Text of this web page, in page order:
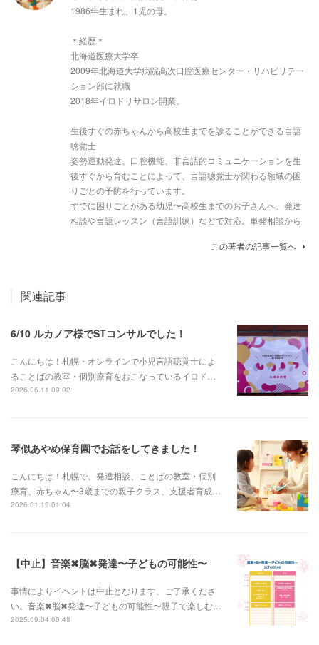
1986年生まれ、1児の母。
＊経歴＊
北海道医療大学卒
2009年北海道大学病院高次口腔医療センター・リハビリテー
ション部に就職
2018年イロドリサロン開業。
生後すぐの赤ちゃんから高校生までを診ることができる言語
聴覚士
姿勢運動発達、口腔機能、非言語的コミュニケーションを生
後すぐから育むことによって、言語聴覚士が関わる領域の困
りごとの予防を行っています。
すでに困りごとがある幼児〜高校生までのお子さんへ、発達
相談や言語レッスン（言語訓練）などで対応。単発相談から
この著者の記事一覧へ
関連記事
6/10 ルカノア様でSTコンサルでした！
こんにちは！札幌・オンラインで小児言語聴覚士によ
ることばの教室・個別療育をおこなっているイロド…
2026.06.11 09:02
琴似あやめ保育園でお話をしてきました！
こんにちは！札幌で、発達相談、ことばの教室・個別
療育、赤ちゃん〜3歳までの親子クラス、支援者育成…
2026.01.19 01:04
【中止】音楽✖︎脳✖︎発達〜子どもの可能性〜
事情によりイベントは中止となります。ご了承くださ
い。音楽✖︎脳✖︎発達〜子どもの可能性〜親子で楽しむ…
2025.09.04 00:48